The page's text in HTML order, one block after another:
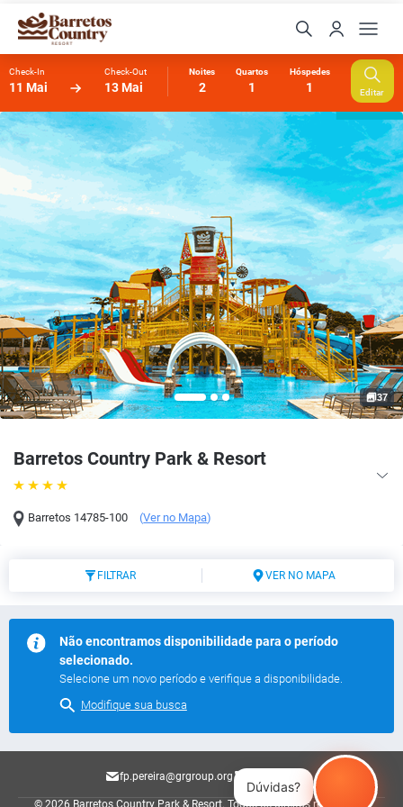
Check-In
11 Mai
Check-Out
13 Mai
Noites
2
Quartos
1
Hóspedes
1 Editar
Barretos Country Park & Resort
Barretos 14785-100 (Ver no Mapa)
37
FILTRAR VER NO MAPA
Não encontramos disponibilidade para o período
selecionado.
Selecione um novo período e verifique a disponibilidade.
Modifique sua busca
fp.pereira@grgroup.org
© 2026 Barretos Country Park & Resort. Todos os direitos reservados.
Dúvidas?
Xuxinha
Online agora